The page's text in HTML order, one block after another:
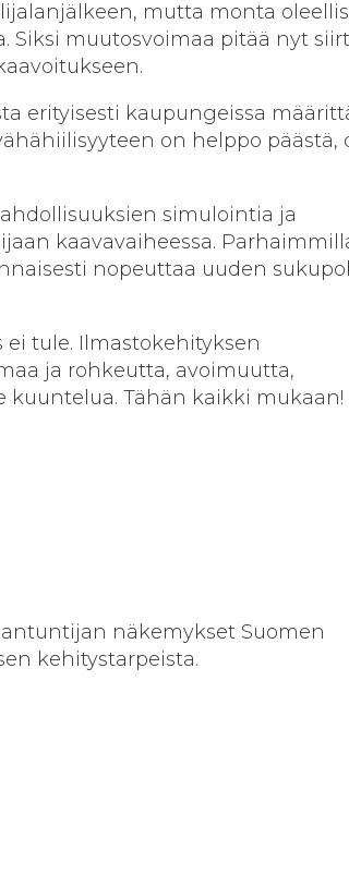
mutta monta
Siksi muutosvoimaa pitää nyt
erityisesti kaupungeissa
on helppo päästä,
simulointia ja
kaavavaiheessa.
nopeuttaa uuden
tule. Ilmastokehityksen
ja rohkeutta, avoimuutta,
Tähän kaikki mukaan!
näkemykset Suomen
kehitystarpeista.